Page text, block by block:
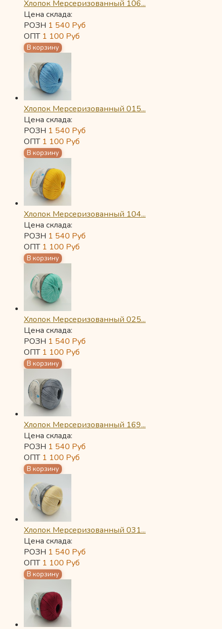
Хлопок Мерсеризованный 106...
Цена склада:
РОЗН 1 540 Руб
ОПТ 1 100 Руб
Хлопок Мерсеризованный 015...
Цена склада:
РОЗН 1 540 Руб
ОПТ 1 100 Руб
Хлопок Мерсеризованный 104...
Цена склада:
РОЗН 1 540 Руб
ОПТ 1 100 Руб
Хлопок Мерсеризованный 025...
Цена склада:
РОЗН 1 540 Руб
ОПТ 1 100 Руб
Хлопок Мерсеризованный 169...
Цена склада:
РОЗН 1 540 Руб
ОПТ 1 100 Руб
Хлопок Мерсеризованный 031...
Цена склада:
РОЗН 1 540 Руб
ОПТ 1 100 Руб